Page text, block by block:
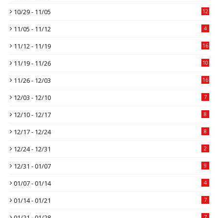
10/29 - 11/05 12
11/05 - 11/12 4
11/12 - 11/19 16
11/19 - 11/26 10
11/26 - 12/03 16
12/03 - 12/10 7
12/10 - 12/17 8
12/17 - 12/24 8
12/24 - 12/31 2
12/31 - 01/07 9
01/07 - 01/14 4
01/14 - 01/21 7